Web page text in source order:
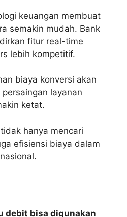
keuangan membuat
semakin mudah. Bank
fitur real-time
lebih kompetitif.
biaya konversi akan
layanan
ketat.
hanya mencari
efisiensi biaya dalam
debit bisa digunakan